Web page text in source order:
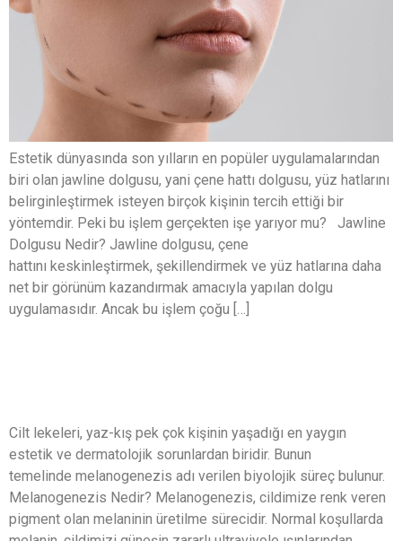
Estetik dünyasında son yılların en popüler uygulamalarından
biri olan jawline dolgusu, yani çene hattı dolgusu, yüz hatlarını
belirginleştirmek isteyen birçok kişinin tercih ettiği bir
yöntemdir. Peki bu işlem gerçekten işe yarıyor mu? Jawline
Dolgusu Nedir? Jawline dolgusu, çene
hattını keskinleştirmek, şekillendirmek ve yüz hatlarına daha
net bir görünüm kazandırmak amacıyla yapılan dolgu
uygulamasıdır. Ancak bu işlem çoğu […]
Cilt lekeleri, yaz-kış pek çok kişinin yaşadığı en yaygın
estetik ve dermatolojik sorunlardan biridir. Bunun
temelinde melanogenezis adı verilen biyolojik süreç bulunur.
Melanogenezis Nedir? Melanogenezis, cildimize renk veren
pigment olan melaninin üretilme sürecidir. Normal koşullarda